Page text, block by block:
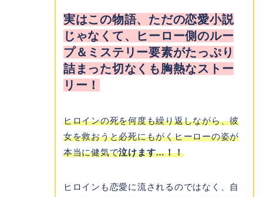
実はこの物語、ただの恋愛小説
じゃなくて、ヒーロー側のルー
プ＆ミステリー要素がたっぷり
詰まった切なくも胸熱なストー
リー！
ヒロインの死を何度も繰り返しながら、彼
女を救おうと必死にもがくヒーローの姿が
本当に健気で泣けます…！！
ヒロインも恋愛に流されるのではなく、自